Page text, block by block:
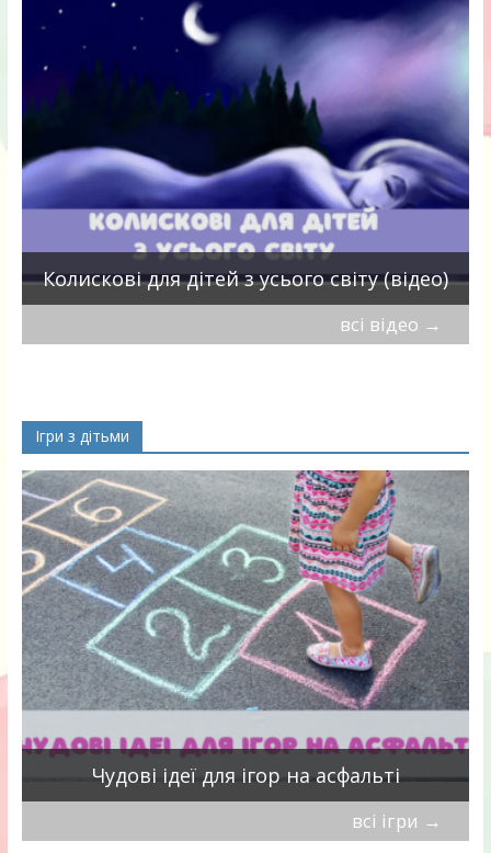
Колискові для дітей з усього світу (відео)
всі відео →
Ігри з дітьми
Чудові ідеї для ігор на асфальті
всі ігри →